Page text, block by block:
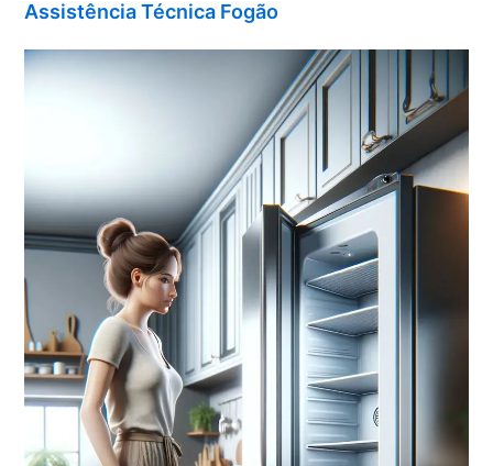
Assistência Técnica Fogão